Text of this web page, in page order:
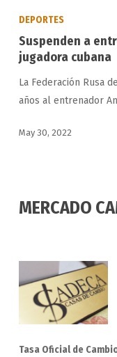
ruso
por
insulto
a
jugadora
DEPORTES
Suspenden a
jugadora cubana
La Federación Rusa
años al entrenador
May 30, 2022
MERCADO
Tasa Oficial de